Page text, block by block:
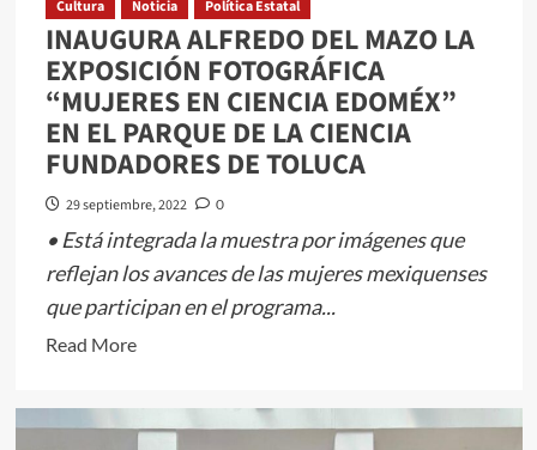
RAYMUNDO
MARTÍNEZ
CARBAJAL
Cultura Noticia Política Estatal
INAUGURA ALFREDO DEL MAZO LA
EXPOSICIÓN FOTOGRÁFICA
“MUJERES EN CIENCIA EDOMÉX”
EN EL PARQUE DE LA CIENCIA
FUNDADORES DE TOLUCA
29 septiembre, 2022 0
• Está integrada la muestra por imágenes que
reflejan los avances de las mujeres mexiquenses
que participan en el programa...
Read MoreRead
about
INAUGURA